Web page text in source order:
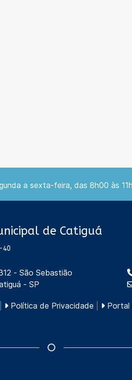
a sexta-feira, das 8h00 às
de Catiguá
40
- São Sebastião
- SP
Política de Privacidade Portal